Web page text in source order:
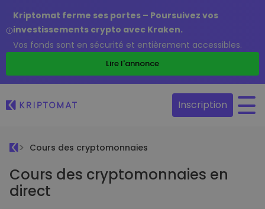
Kriptomat ferme ses portes – Poursuivez vos
investissements crypto avec Kraken.
Vos fonds sont en sécurité et entièrement accessibles.
Lire l'annonce
Inscription
Cours des cryptomonnaies
Cours des cryptomonnaies en
direct